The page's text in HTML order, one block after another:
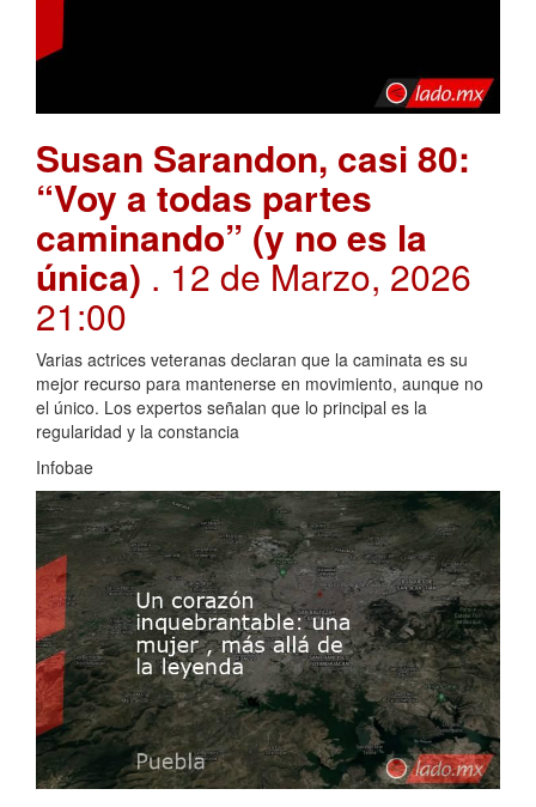
Susan Sarandon, casi 80:
“Voy a todas partes
caminando” (y no es la
única) . 12 de Marzo, 2026
21:00
Varias actrices veteranas declaran que la caminata es su
mejor recurso para mantenerse en movimiento, aunque no
el único. Los expertos señalan que lo principal es la
regularidad y la constancia
Infobae